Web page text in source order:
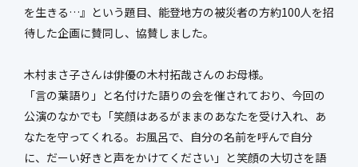
社会基盤整備事業
まちづくり・
官民連携事業
防災マネジメント事業
インフラ保全事業
環境調査事業
ハイウェイ事業
を生きる…』という題目、能登地方の被災者の方約100人を招
待した企画に賛同し、協賛しました。
木村まさ子さんは俳優の木村拓哉さんのお母様。
「言の葉語り」と名付けた語りの会を催されており、今回の
公演のなかでも「笑顔はあるがままのあなたを受け入れ、あ
なたを守ってくれる。お風呂で、自分の名前を呼んで自分
に、だーい好きと声をかけてください」と笑顔の大切さを語